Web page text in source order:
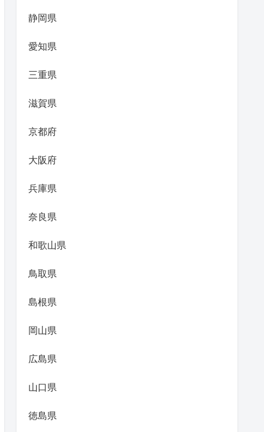
静岡県
愛知県
三重県
滋賀県
京都府
大阪府
兵庫県
奈良県
和歌山県
鳥取県
島根県
岡山県
広島県
山口県
徳島県